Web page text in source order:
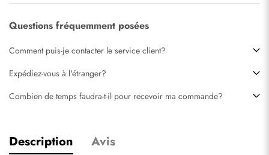
Questions fréquemment posées
Comment puis-je contacter le service client?
Expédiez-vous à l'étranger?
Combien de temps faudra-t-il pour recevoir ma commande?
Description Avis